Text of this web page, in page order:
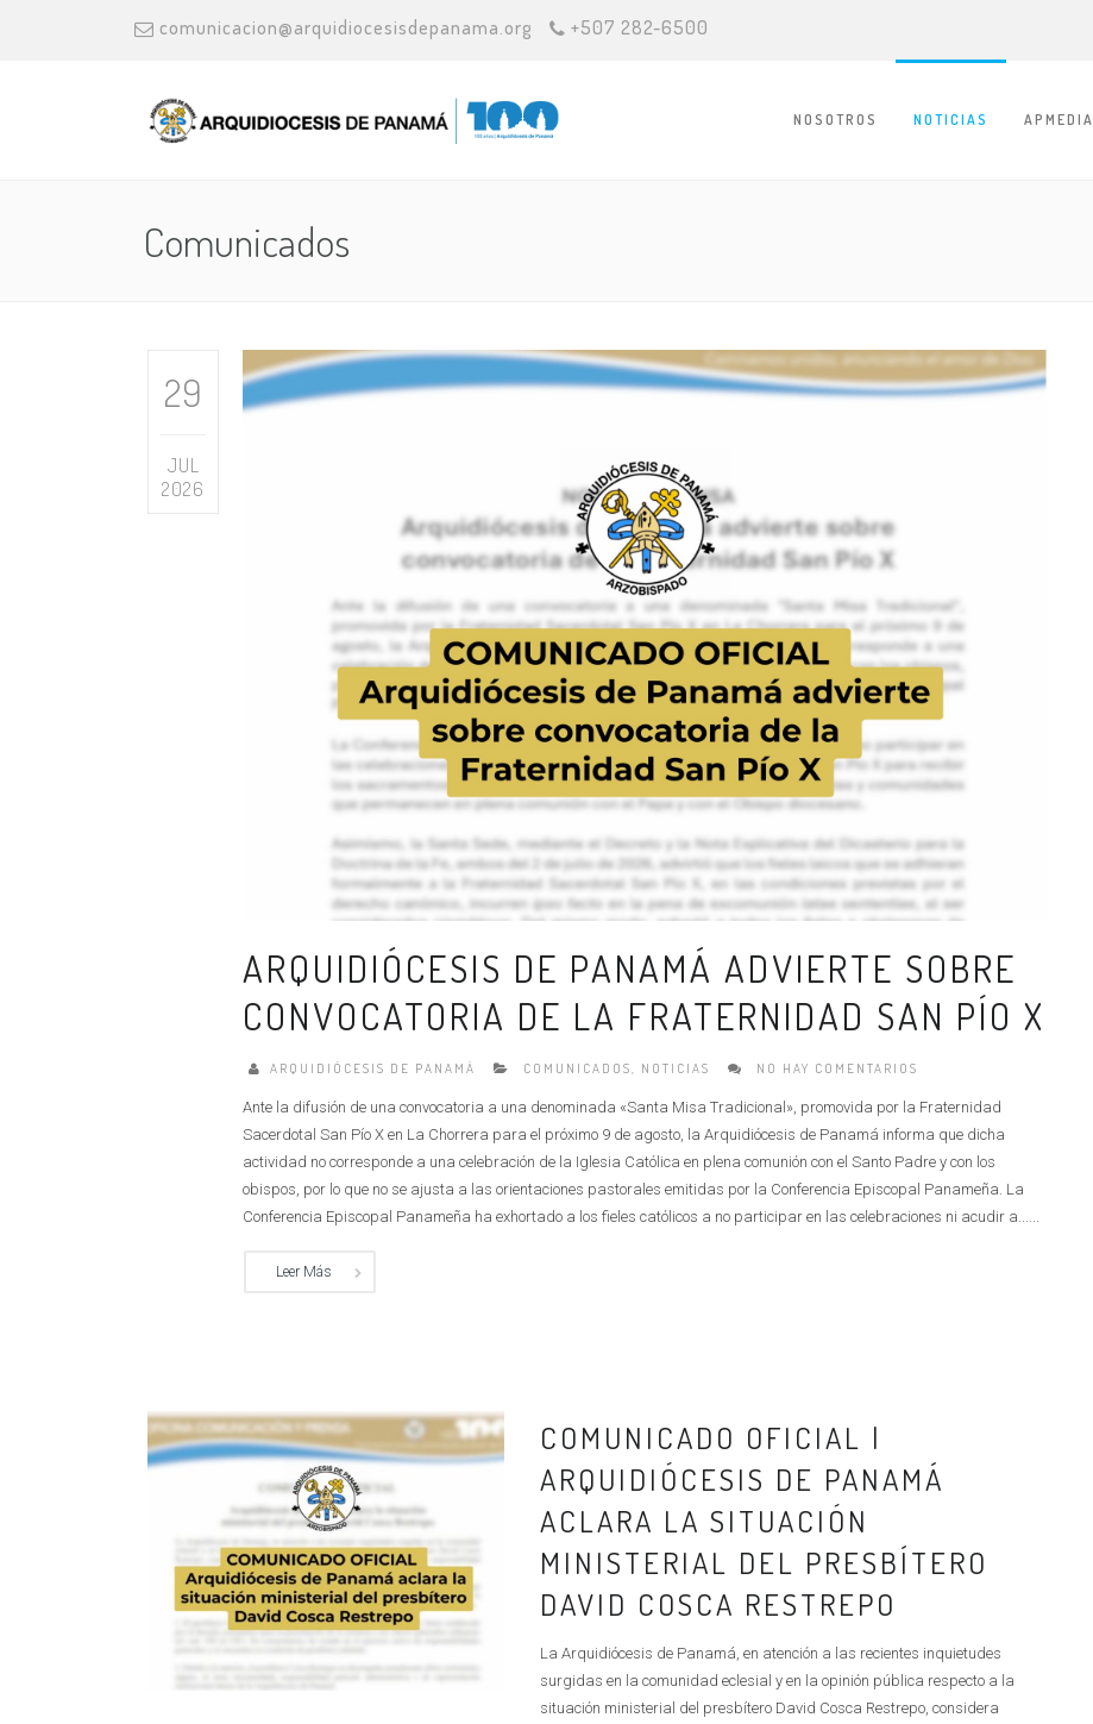
comunicacion@arquidiocesisdepanama.org +507 282-6500
NOSOTROS NOTICIAS APMEDIA
Comunicados
29
JUL
2026
ARQUIDIÓCESIS DE PANAMÁ ADVIERTE SOBRE
CONVOCATORIA DE LA FRATERNIDAD SAN PÍO X
ARQUIDIÓCESIS DE PANAMÁ COMUNICADOS NOTICIAS NO HAY COMENTARIOS
Ante la difusión de una convocatoria a una denominada «Santa Misa Tradicional», promovida por la Fraternidad
Sacerdotal San Pío X en La Chorrera para el próximo 9 de agosto, la Arquidiócesis de Panamá informa que dicha
actividad no corresponde a una celebración de la Iglesia Católica en plena comunión con el Santo Padre y con los
obispos, por lo que no se ajusta a las orientaciones pastorales emitidas por la Conferencia Episcopal Panameña. La
Conferencia Episcopal Panameña ha exhortado a los fieles católicos a no participar en las celebraciones ni acudir a......
Leer Más
COMUNICADO OFICIAL |
ARQUIDIÓCESIS DE PANAMÁ
ACLARA LA SITUACIÓN
MINISTERIAL DEL PRESBÍTERO
DAVID COSCA RESTREPO
La Arquidiócesis de Panamá, en atención a las recientes inquietudes
surgidas en la comunidad eclesial y en la opinión pública respecto a la
situación ministerial del presbítero David Cosca Restrepo, considera